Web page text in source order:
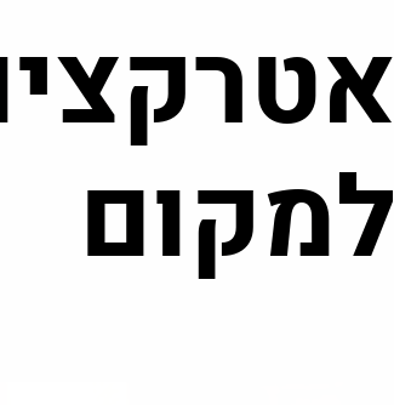
למקום